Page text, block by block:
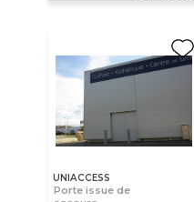
UNIACCESS
Porte issue de